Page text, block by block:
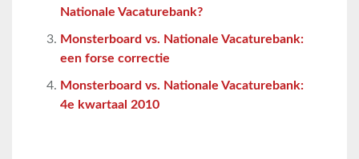
Nationale Vacaturebank?
Monsterboard vs. Nationale Vacaturebank:
een forse correctie
Monsterboard vs. Nationale Vacaturebank:
4e kwartaal 2010